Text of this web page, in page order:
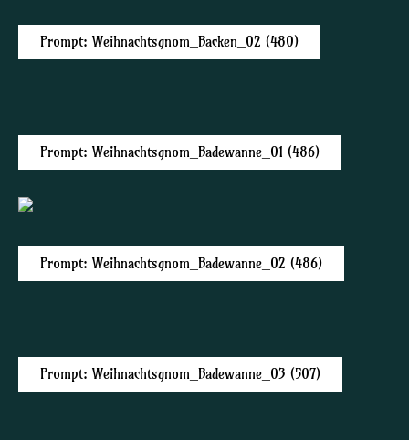
Prompt: Weihnachtsgnom_Backen_02 (480)
Prompt: Weihnachtsgnom_Badewanne_01 (486)
Prompt: Weihnachtsgnom_Badewanne_02 (486)
Prompt: Weihnachtsgnom_Badewanne_03 (507)